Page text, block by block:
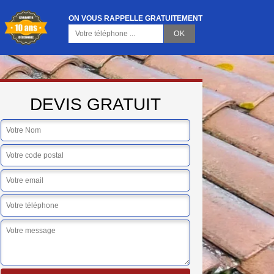
ON VOUS RAPPELLE GRATUITEMENT
DEVIS GRATUIT